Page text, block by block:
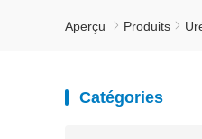
Aperçu Produits
Catégories